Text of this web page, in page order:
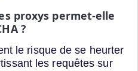
proxys permet-elle
?
le risque de se heurter
les requêtes sur